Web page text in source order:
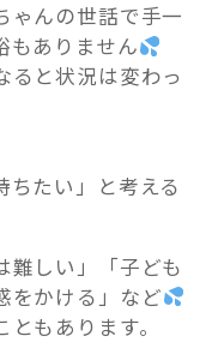
ゃんの世話で手一
もありません
ると状況は変わっ
ちたい」と考える
難しい」「子ども
をかける」など
もあります。